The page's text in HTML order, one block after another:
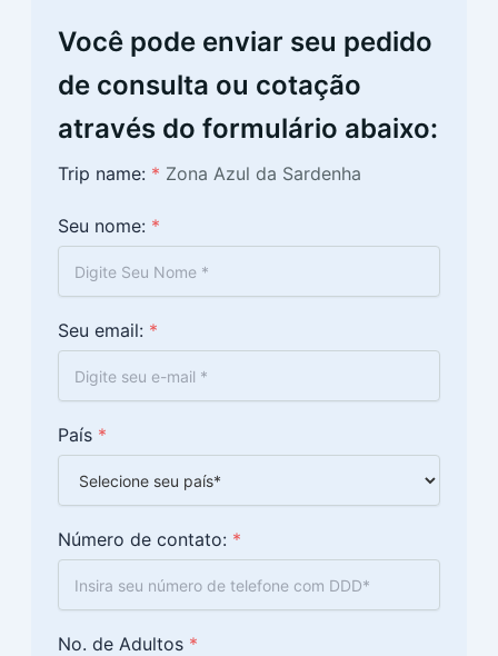
Você pode enviar seu pedido
de consulta ou cotação
através do formulário abaixo:
Trip name: * Zona Azul da Sardenha
Seu nome: *
Seu email: *
País *
Número de contato: *
No. de Adultos *